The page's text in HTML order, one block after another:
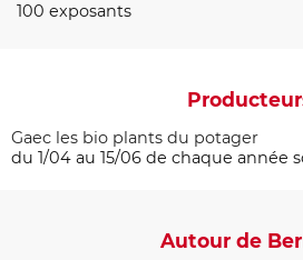
100 exposants
Gaec les bio plants du potager
du 1/04 au 15/06 de chaque année
Autour de